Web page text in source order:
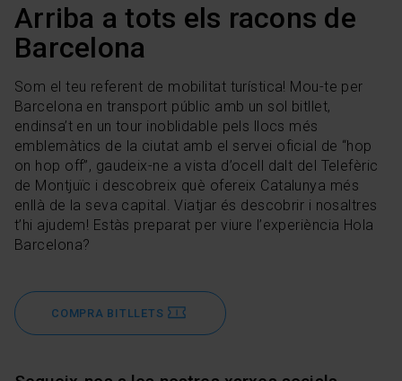
Arriba a tots els racons de
Barcelona
Som el teu referent de mobilitat turística! Mou-te per
Barcelona en transport públic amb un sol bitllet,
endinsa’t en un tour inoblidable pels llocs més
emblemàtics de la ciutat amb el servei oficial de “hop
on hop off”, gaudeix-ne a vista d’ocell dalt del Telefèric
de Montjuïc i descobreix què ofereix Catalunya més
enllà de la seva capital. Viatjar és descobrir i nosaltres
t’hi ajudem! Estàs preparat per viure l’experiència Hola
Barcelona?
COMPRA BITLLETS